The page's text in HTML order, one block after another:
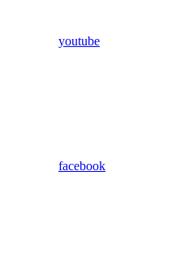
youtube
facebook